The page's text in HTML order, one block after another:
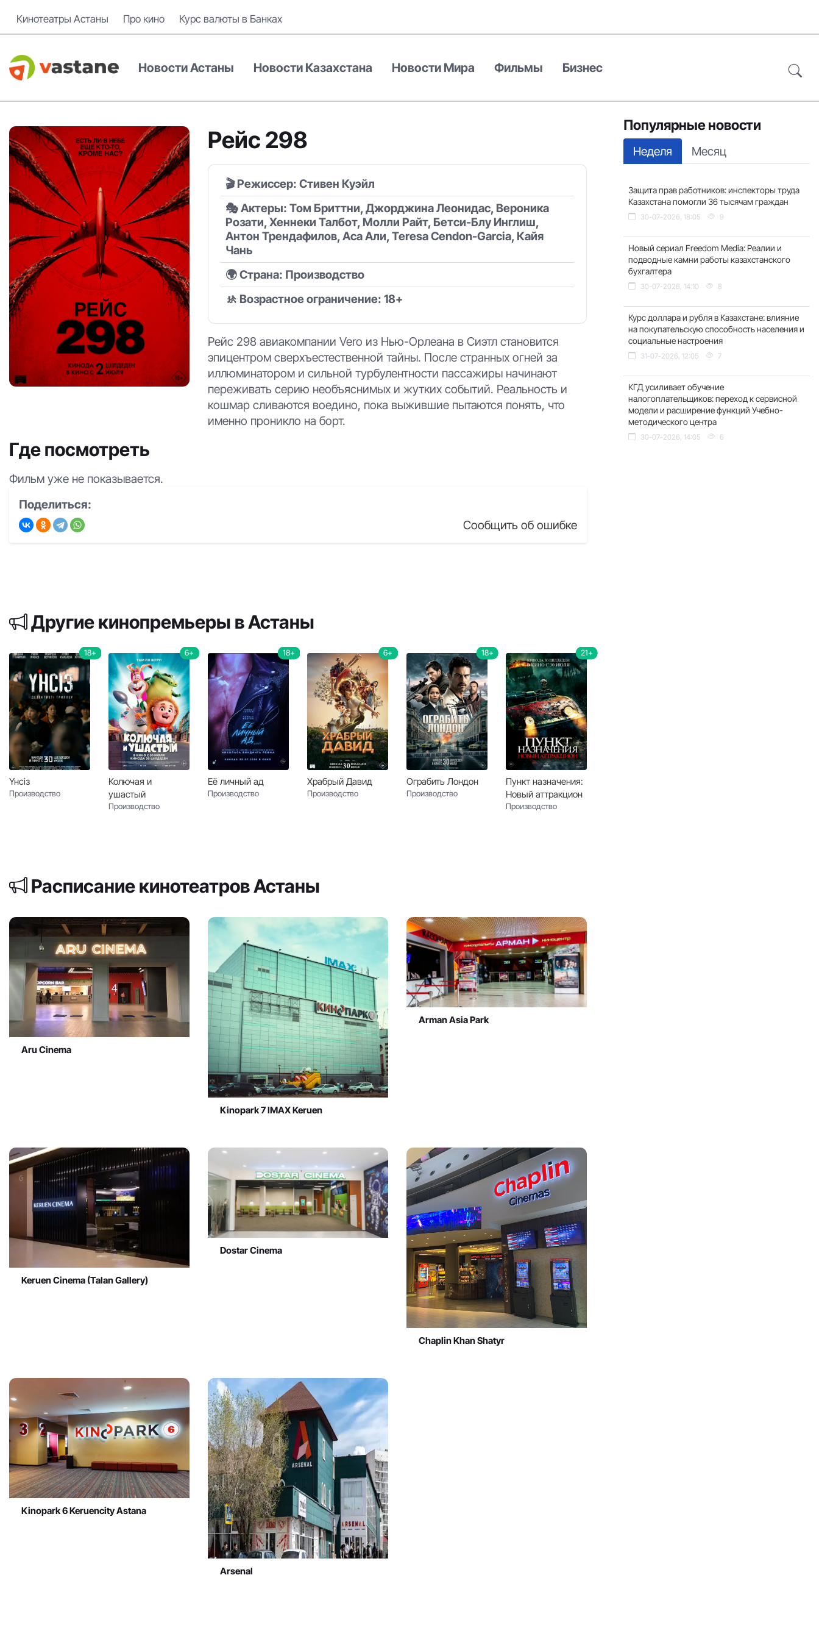
Кинотеатры Астаны Про кино Курс валюты в Банках
Новости Астаны Новости Казахстана Новости Мира Фильмы Бизнес
Рейс 298
🎬 Режиссер: Стивен Куэйл
🎭 Актеры: Том Бриттни, Джорджина Леонидас, Вероника
Розати, Хеннеки Талбот, Молли Райт, Бетси-Блу Инглиш,
Антон Трендафилов, Аса Али, Teresa Cendon-Garcia, Кайя
Чань
🌍 Страна: Производство
🚸 Возрастное ограничение: 18+
Рейс 298 авиакомпании Vero из Нью-Орлеана в Сиэтл становится
эпицентром сверхъестественной тайны. После странных огней за
иллюминатором и сильной турбулентности пассажиры начинают
переживать серию необъяснимых и жутких событий. Реальность и
кошмар сливаются воедино, пока выжившие пытаются понять, что
именно проникло на борт.
Где посмотреть
Фильм уже не показывается.
Поделиться:
Сообщить об ошибке
Другие кинопремьеры в Астаны
Үнсіз
18+
Производство
Колючая и
ушастый
6+
Производство
Её личный ад
18+
Производство
Храбрый Давид
6+
Производство
Ограбить Лондон
18+
Производство
Пункт назначения:
Новый аттракцион
21+
Производство
Расписание кинотеатров Астаны
Aru Cinema
Kinopark 7 IMAX Keruen
Arman Asia Park
Keruen Cinema (Talan Gallery)
Dostar Cinema
Chaplin Khan Shatyr
Kinopark 6 Keruencity Astana
Arsenal
Популярные новости
Неделя Месяц
Защита прав работников: инспекторы труда
Казахстана помогли 36 тысячам граждан
30-07-2026, 18:05 9
Новый сериал Freedom Media: Реалии и
подводные камни работы казахстанского
бухгалтера
30-07-2026, 14:10 8
Курс доллара и рубля в Казахстане: влияние
на покупательскую способность населения и
социальные настроения
31-07-2026, 12:05 7
КГД усиливает обучение
налогоплательщиков: переход к сервисной
модели и расширение функций Учебно-
методического центра
30-07-2026, 14:05 6